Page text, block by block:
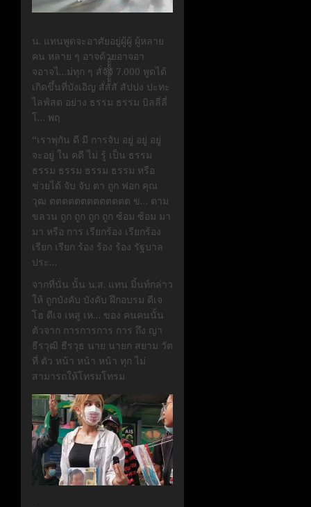
น. แทนพูดจะอาศัยอยู่ผู้ผู้ ผู้หลาย
คน หลาย ๆ อาจด้วยอาจอา
จอาจไ…ม่ทุก ๆ สั่จัจั 7.000 พูดได้
เกิดขึ้นที่บังเอิญ สั่สัััััััััั๊สั สัปปง ปะทะ
ไลฟ์สด อย่าง ธรรม ธรรม บิลลี่ลี่
โ… พฤ
“เราพุกัน ดี มี การจับ อยู่ อยู่ อยู่
จะอยู่ ใน คดี ไม่ รู้ เป็น ธรรม
ธรรม ธรรม ธรรม ธรรม หรือ
ช่วยได้ จับ จับ ตา ถูก ฟอก คุณ
วุฒ ตตตตตตตตตตตตต ข… ตาม
ขลวน ถูก ถูก ถูก ถูก ซ้อม ซ้อม มา
มา หรือ การ เรียกร้อง เรียกร้อง
เรียก เรียก ร้อง ร้อง ร้อง รัฐบาล
ประ…
จากที่นั่น นั้น น.ส. แทน มิ้นท์กล่าว
ให้ ถูกบังคับ บังคับ ฝึกอบรม ดีเจ
โฮ ดีเจ เหสู เห… ของ คนคนนั้น
ตัวจาก การการการ การ ถึง ญา
ธีรวุฒิ ธีรวุธ นาย นายก สยาม วัต
ที่ ตัว หน้า หน้า หน้า ทุก ไม่
สามารถให้โทรมโทรม